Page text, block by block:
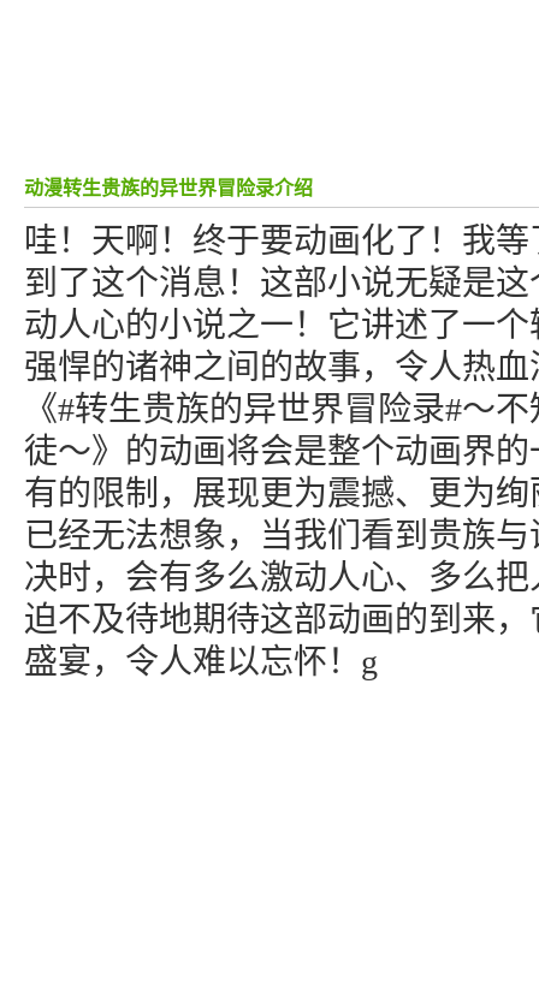
动漫转生贵族的异世界冒险录介绍
哇！天啊！终于要动画化了！我
到了这个消息！这部小说无疑是
动人心的小说之一！它讲述了一
强悍的诸神之间的故事，令人热
《#转生贵族的异世界冒险录#～
徒～》的动画将会是整个动画界
有的限制，展现更为震撼、更为
已经无法想象，当我们看到贵族
决时，会有多么激动人心、多么
迫不及待地期待这部动画的到来
盛宴，令人难以忘怀！g